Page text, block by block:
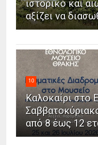
ιστορικό και
αξίζει να
10
Καλοκαίρι στο
από 8 έως 12